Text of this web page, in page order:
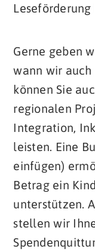
Leseförderung
Gerne geben
wann wir
können Sie
regionalen
Integration,
leisten. Eine
einfügen)
Betrag ein
unterstützen.
stellen wir